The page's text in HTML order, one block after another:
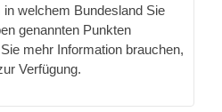
welchem Bundesland Sie
genannten Punkten
mehr Information brauchen,
Verfügung.